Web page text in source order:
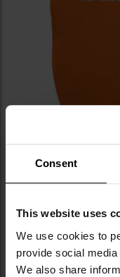
Consent
This website uses
We use cookies to
provide social
We also share